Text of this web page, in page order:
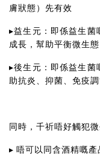
膚狀態）先有效
▸益生元：即係益生菌
成長，幫助平衡微生態
▸後生元：即係益生菌
助抗炎、抑菌、免疫
同時，千祈唔好觸犯
▸ 唔可以同含酒精嘅